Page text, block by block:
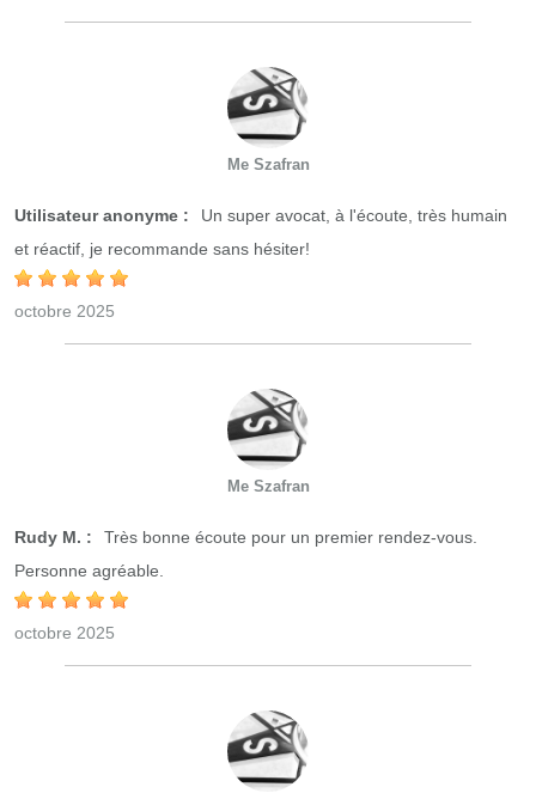
Me Szafran
Utilisateur anonyme :
Un super avocat, à l'écoute, très humain
et réactif, je recommande sans hésiter!
octobre 2025
Me Szafran
Rudy M. :
Très bonne écoute pour un premier rendez-vous.
Personne agréable.
octobre 2025